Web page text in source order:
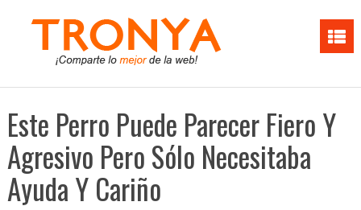
Este Perro Puede Parecer Fiero Y
Agresivo Pero Sólo Necesitaba
Ayuda Y Cariño